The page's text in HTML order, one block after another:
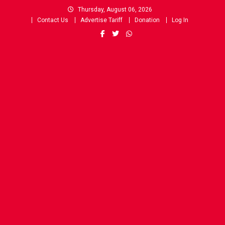
Thursday, August 06, 2026
Contact Us
Advertise Tariff Donation Log In